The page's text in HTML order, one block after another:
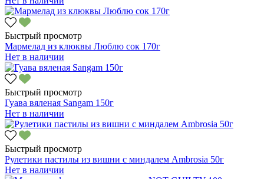
Быстрый просмотр
Мармелад из клюквы Люблю сок 170г
Нет в наличии
Быстрый просмотр
Гуава вяленая Sangam 150г
Нет в наличии
Быстрый просмотр
Рулетики пастилы из вишни с миндалем Ambrosia 50г
Нет в наличии